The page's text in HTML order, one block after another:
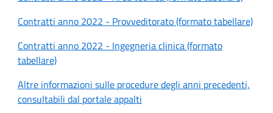
Contratti anno 2022 - Provveditorato (formato tabellare)
Contratti anno 2022 - Ingegneria clinica (formato
tabellare)
Altre informazioni sulle procedure degli anni precedenti,
consultabili dal portale appalti